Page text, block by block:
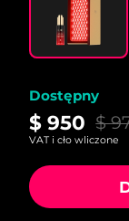
Dostępny
$ 950 $
VAT i cło wliczone
Singapur
Słowacja
Słowenia
Republika